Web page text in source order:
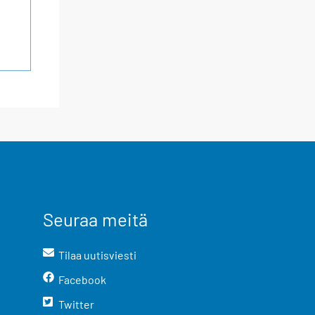
Seuraa meitä
Tilaa uutisviesti
Facebook
Twitter